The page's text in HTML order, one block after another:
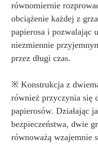
równomiernie
obciążenie każdej z
papierosa i pozwalając
niezmiennie
przez długi czas.
※ Konstrukcja z
również przyczynia się
papierosów. Działając
bezpieczeństwa, dwie
równoważą wzajemnie